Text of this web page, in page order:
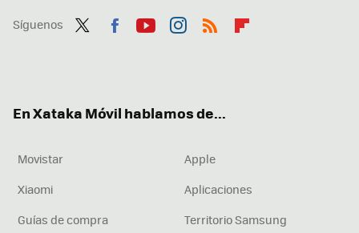
Síguenos
En Xataka Móvil hablamos de...
Movistar
Apple
Xiaomi
Aplicaciones
Guías de compra
Territorio Samsung